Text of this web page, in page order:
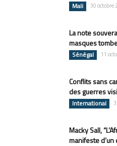
Mali 30 octobre
La note
masques
Sénégal 11
Conflits sans
des guerres
International
Macky Sall,
manifeste